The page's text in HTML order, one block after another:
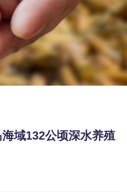
域132公顷深水养殖